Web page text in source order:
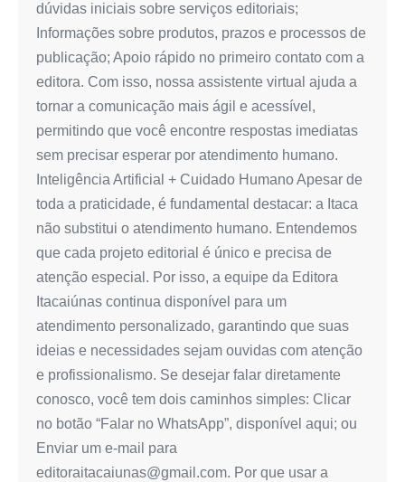
dúvidas iniciais sobre serviços editoriais;
Informações sobre produtos, prazos e processos de
publicação; Apoio rápido no primeiro contato com a
editora. Com isso, nossa assistente virtual ajuda a
tornar a comunicação mais ágil e acessível,
permitindo que você encontre respostas imediatas
sem precisar esperar por atendimento humano.
Inteligência Artificial + Cuidado Humano Apesar de
toda a praticidade, é fundamental destacar: a Itaca
não substitui o atendimento humano. Entendemos
que cada projeto editorial é único e precisa de
atenção especial. Por isso, a equipe da Editora
Itacaiúnas continua disponível para um
atendimento personalizado, garantindo que suas
ideias e necessidades sejam ouvidas com atenção
e profissionalismo. Se desejar falar diretamente
conosco, você tem dois caminhos simples: Clicar
no botão “Falar no WhatsApp”, disponível aqui; ou
Enviar um e-mail para
editoraitacaiunas@gmail.com. Por que usar a